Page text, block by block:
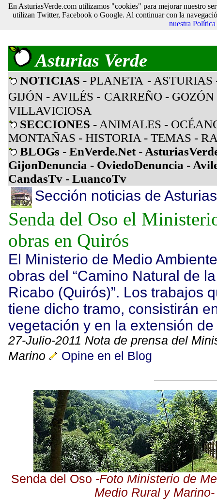
Asturias Verde
NOTICIAS - PLANETA - ASTURIAS
GIJÓN - AVILÉS - CARREÑO - GOZÓN
VILLAVICIOSA
SECCIONES - ANIMALES -
MONTAÑAS - HISTORIA - TEMAS -
BLOGs - EnVerde.Net-
GijonDenuncia - OviedoDenuncia -
CandasTv - LuancoTv
Sección noticias de Asturias
Senda del Oso el
obras en Quirós
El Ministerio de Medio
obras del “Camino Natural de
Ricabo (Quirós)”. Los trabajos
tiene dicho tramo, consistirán
vegetación y en la extensión
27-Julio-2011 Nota de prensa del
Marino
Opine en el Blog
Senda del Oso -Foto Ministerio de
Medio Rural y Marino-
En AsturiasVerde.com utilizamos "cookies" para mejorar nuestro
utilizan Twitter, Facebook o Google. Al continuar con la
nuestra